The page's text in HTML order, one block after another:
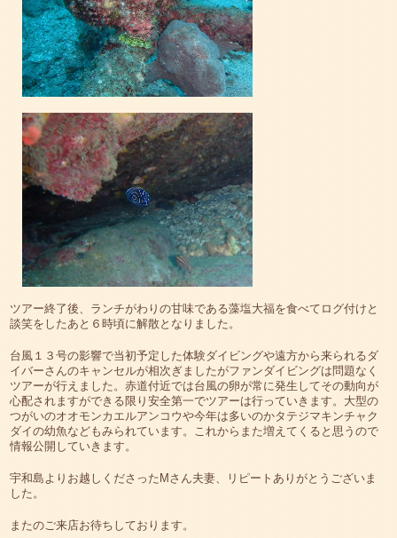
ツアー終了後、ランチがわりの甘味である藻塩大福を食べてログ付けと
談笑をしたあと６時頃に解散となりました。
台風１３号の影響で当初予定した体験ダイビングや遠方から来られるダ
イバーさんのキャンセルが相次ぎましたがファンダイビングは問題なく
ツアーが行えました。赤道付近では台風の卵が常に発生してその動向が
心配されますができる限り安全第一でツアーは行っていきます。大型の
つがいのオオモンカエルアンコウや今年は多いのかタテジマキンチャク
ダイの幼魚などもみられています。これからまた増えてくると思うので
情報公開していきます。
宇和島よりお越しくださったMさん夫妻、リピートありがとうございま
した。
またのご来店お待ちしております。